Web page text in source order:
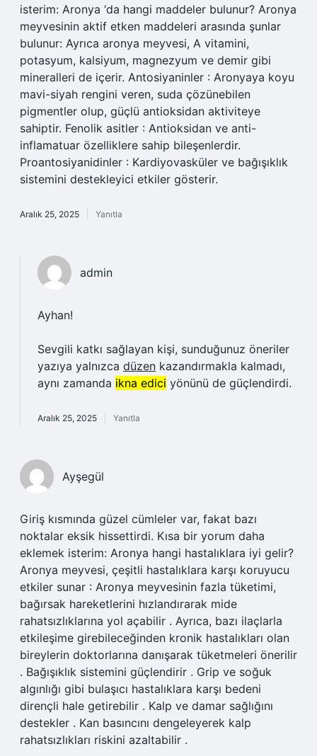
isterim: Aronya ‘da hangi maddeler bulunur? Aronya
meyvesinin aktif etken maddeleri arasında şunlar
bulunur: Ayrıca aronya meyvesi, A vitamini,
potasyum, kalsiyum, magnezyum ve demir gibi
mineralleri de içerir. Antosiyaninler : Aronyaya koyu
mavi-siyah rengini veren, suda çözünebilen
pigmentler olup, güçlü antioksidan aktiviteye
sahiptir. Fenolik asitler : Antioksidan ve anti-
inflamatuar özelliklere sahip bileşenlerdir.
Proantosiyanidinler : Kardiyovasküler ve bağışıklık
sistemini destekleyici etkiler gösterir.
Aralık 25, 2025 Yanıtla
admin
Ayhan!
Sevgili katkı sağlayan kişi, sunduğunuz öneriler
yazıya yalnızca düzen kazandırmakla kalmadı,
aynı zamanda ikna edici yönünü de güçlendirdi.
Aralık 25, 2025 Yanıtla
Ayşegül
Giriş kısmında güzel cümleler var, fakat bazı
noktalar eksik hissettirdi. Kısa bir yorum daha
eklemek isterim: Aronya hangi hastalıklara iyi gelir?
Aronya meyvesi, çeşitli hastalıklara karşı koruyucu
etkiler sunar : Aronya meyvesinin fazla tüketimi,
bağırsak hareketlerini hızlandırarak mide
rahatsızlıklarına yol açabilir . Ayrıca, bazı ilaçlarla
etkileşime girebileceğinden kronik hastalıkları olan
bireylerin doktorlarına danışarak tüketmeleri önerilir
. Bağışıklık sistemini güçlendirir . Grip ve soğuk
algınlığı gibi bulaşıcı hastalıklara karşı bedeni
dirençli hale getirebilir . Kalp ve damar sağlığını
destekler . Kan basıncını dengeleyerek kalp
rahatsızlıkları riskini azaltabilir .